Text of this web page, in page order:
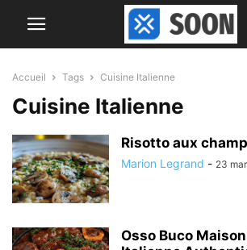
Accueil Tags Cuisine Italienne
Cuisine Italienne
Risotto aux
Marion Legrand - 23
Osso Buco